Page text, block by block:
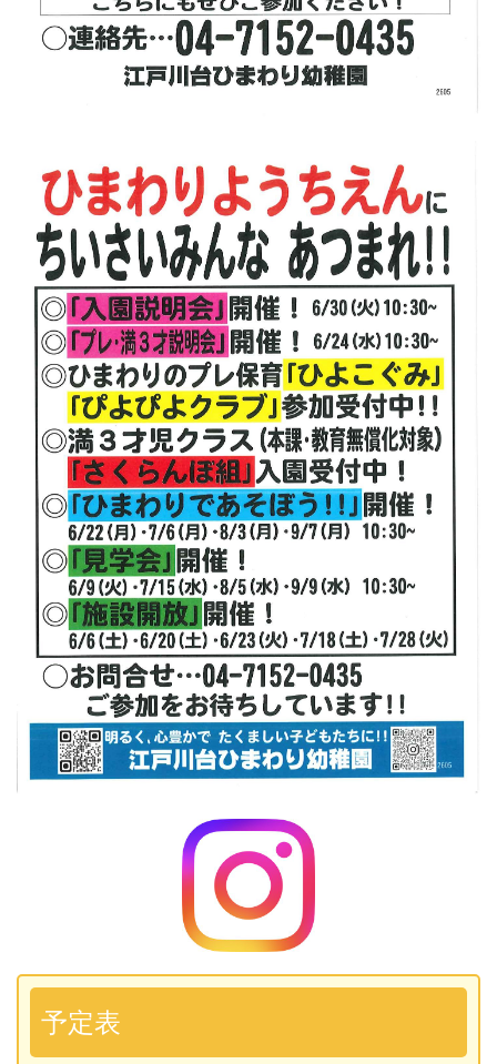
予定表